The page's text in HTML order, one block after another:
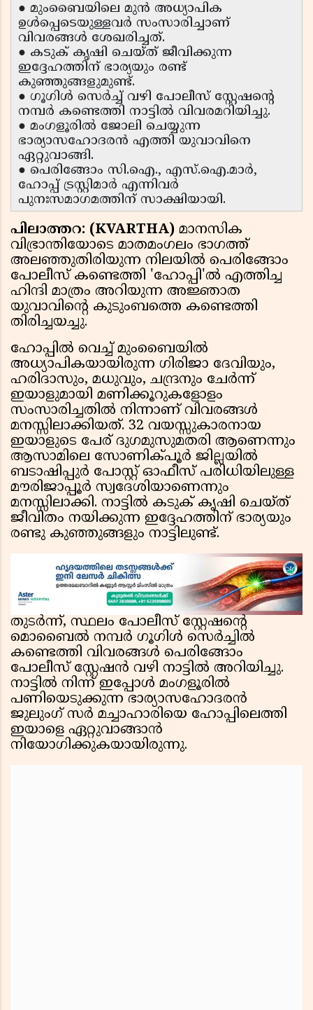
● മുംബൈയിലെ മുൻ അധ്യാപിക
ഉൾപ്പെടെയുള്ളവർ സംസാരിച്ചാണ്
വിവരങ്ങൾ ശേഖരിച്ചത്.
● കടുക് കൃഷി ചെയ്ത് ജീവിക്കുന്ന
ഇദ്ദേഹത്തിന് ഭാര്യയും രണ്ട്
കുഞ്ഞുങ്ങളുമുണ്ട്.
● ഗൂഗിൾ സെർച്ച് വഴി പോലീസ് സ്റ്റേഷന്റെ
നമ്പർ കണ്ടെത്തി നാട്ടിൽ വിവരമറിയിച്ചു.
● മംഗളൂരിൽ ജോലി ചെയ്യുന്ന
ഭാര്യാസഹോദരൻ എത്തി യുവാവിനെ
ഏറ്റുവാങ്ങി.
● പെരിങ്ങോം സി.ഐ., എസ്.ഐ.മാർ,
ഹോപ്പ് ട്രസ്റ്റിമാർ എന്നിവർ
പുനഃസമാഗമത്തിന് സാക്ഷിയായി.
പിലാത്തറ: (KVARTHA) മാനസിക
വിഭ്രാന്തിയോടെ മാതമംഗലം ഭാഗത്ത്
അലഞ്ഞുതിരിയുന്ന നിലയിൽ പെരിങ്ങോം
പോലീസ് കണ്ടെത്തി 'ഹോപ്പി'ൽ എത്തിച്ച
ഹിന്ദി മാത്രം അറിയുന്ന അജ്ഞാത
യുവാവിന്റെ കുടുംബത്തെ കണ്ടെത്തി
തിരിച്ചയച്ചു.
ഹോപ്പിൽ വെച്ച് മുംബൈയിൽ
അധ്യാപികയായിരുന്ന ഗിരിജാ ദേവിയും,
ഹരിദാസും, മധുവും, ചന്ദ്രനും ചേർന്ന്
ഇയാളുമായി മണിക്കൂറുകളോളം
സംസാരിച്ചതിൽ നിന്നാണ് വിവരങ്ങൾ
മനസ്സിലാക്കിയത്. 32 വയസ്സുകാരനായ
ഇയാളുടെ പേര് ദുഗമുസുമതരി ആണെന്നും
ആസാമിലെ സോണിക്പൂർ ജില്ലയിൽ
ബടാഷിപ്പുർ പോസ്റ്റ് ഓഫീസ് പരിധിയിലുള്ള
മൗരിജാപ്പൂർ സ്വദേശിയാണെന്നും
മനസ്സിലാക്കി. നാട്ടിൽ കടുക് കൃഷി ചെയ്ത്
ജീവിതം നയിക്കുന്ന ഇദ്ദേഹത്തിന് ഭാര്യയും
രണ്ടു കുഞ്ഞുങ്ങളും നാട്ടിലുണ്ട്.
തുടർന്ന്, സ്ഥലം പോലീസ് സ്റ്റേഷന്റെ
മൊബൈൽ നമ്പർ ഗൂഗിൾ സെർച്ചിൽ
കണ്ടെത്തി വിവരങ്ങൾ പെരിങ്ങോം
പോലീസ് സ്റ്റേഷൻ വഴി നാട്ടിൽ അറിയിച്ചു.
നാട്ടിൽ നിന്ന് ഇപ്പോൾ മംഗളൂരിൽ
പണിയെടുക്കുന്ന ഭാര്യാസഹോദരൻ
ജുലുംഗ് സർ മച്ചാഹാരിയെ ഹോപ്പിലെത്തി
ഇയാളെ ഏറ്റുവാങ്ങാൻ
നിയോഗിക്കുകയായിരുന്നു.